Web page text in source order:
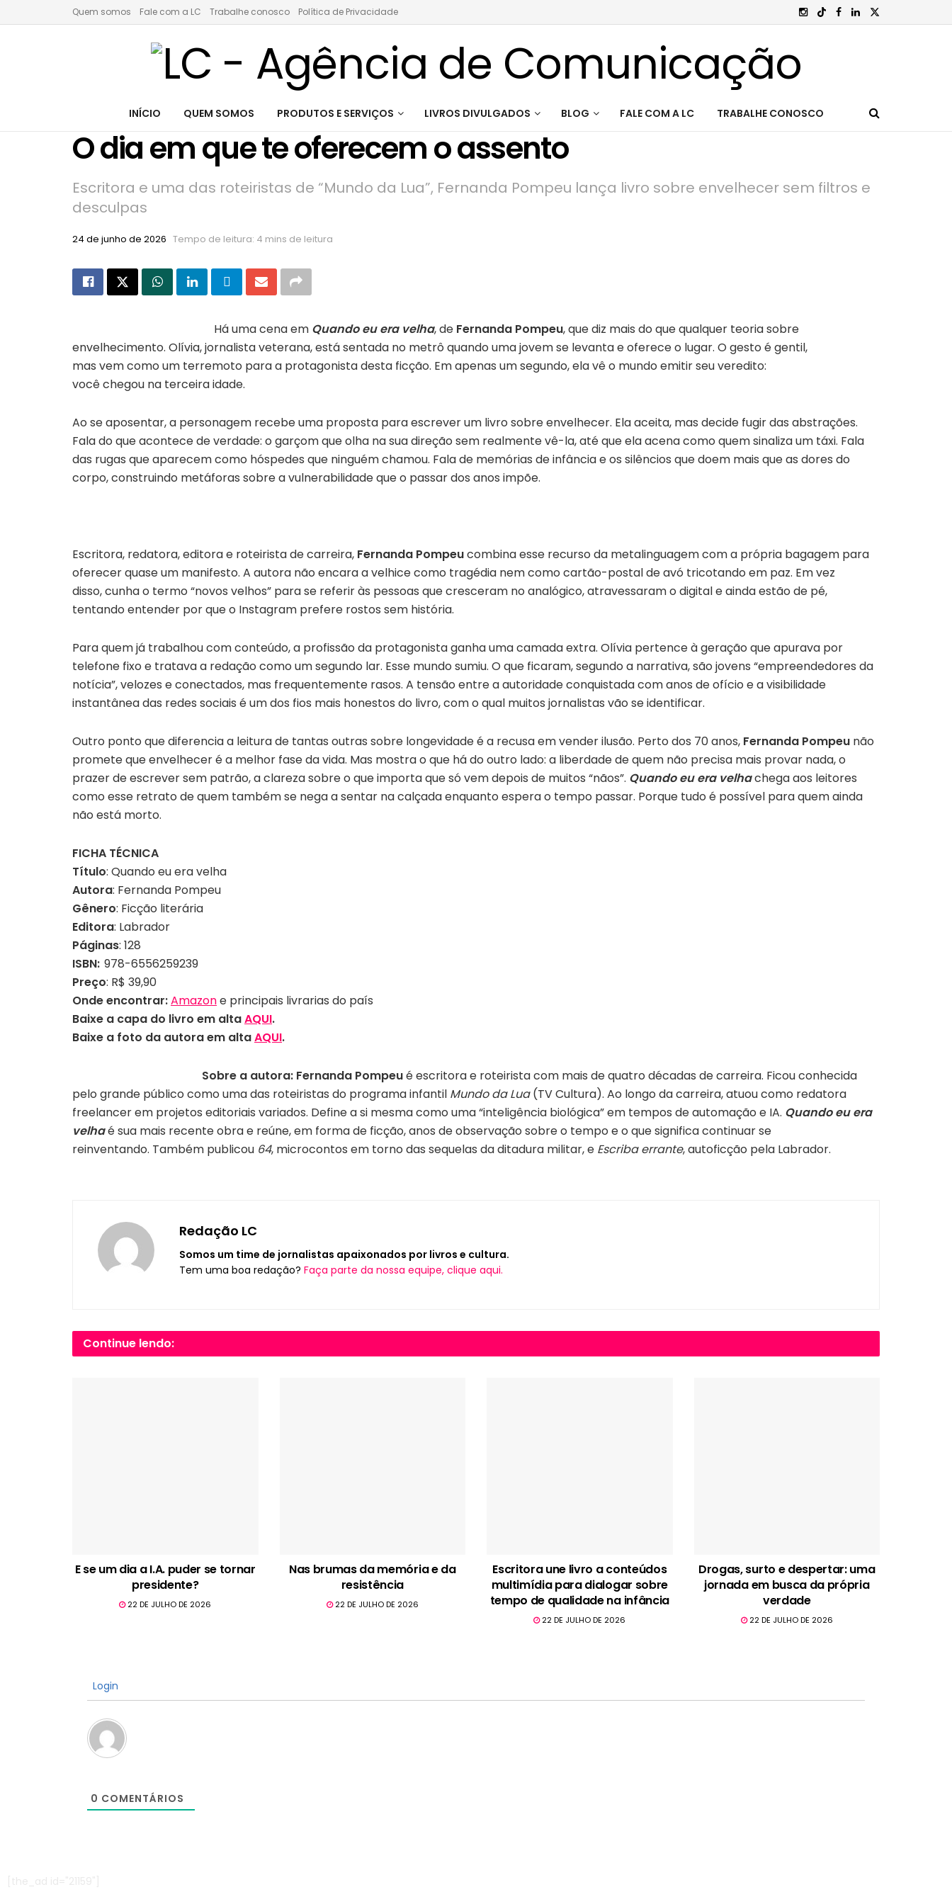
Quem somos Fale com a LC Trabalhe conosco Política de Privacidade
INÍCIO QUEM SOMOS PRODUTOS E SERVIÇOS LIVROS DIVULGADOS BLOG FALE COM A LC TRABALHE CONOSCO
O dia em que te oferecem o assento
Escritora e uma das roteiristas de “Mundo da Lua”, Fernanda Pompeu lança livro sobre envelhecer sem filtros e
desculpas
24 de junho de 2026 Tempo de leitura: 4 mins de leitura
Há uma cena em Quando eu era velha, de Fernanda Pompeu, que diz mais do que qualquer teoria sobre
envelhecimento. Olívia, jornalista veterana, está sentada no metrô quando uma jovem se levanta e oferece o lugar. O gesto é gentil,
mas vem como um terremoto para a protagonista desta ficção. Em apenas um segundo, ela vê o mundo emitir seu veredito:
você chegou na terceira idade.
Ao se aposentar, a personagem recebe uma proposta para escrever um livro sobre envelhecer. Ela aceita, mas decide fugir das abstrações.
Fala do que acontece de verdade: o garçom que olha na sua direção sem realmente vê-la, até que ela acena como quem sinaliza um táxi. Fala
das rugas que aparecem como hóspedes que ninguém chamou. Fala de memórias de infância e os silêncios que doem mais que as dores do
corpo, construindo metáforas sobre a vulnerabilidade que o passar dos anos impõe.
Escritora, redatora, editora e roteirista de carreira, Fernanda Pompeucombina esse recurso da metalinguagem com a própria bagagem para
oferecer quase um manifesto. A autora não encara a velhice como tragédia nem como cartão-postal de avó tricotando em paz. Em vez
disso, cunha o termo “novos velhos” para se referir às pessoas que cresceram no analógico, atravessaram o digital e ainda estão de pé,
tentando entender por que o Instagram prefere rostos sem história.
Para quem já trabalhou com conteúdo, a profissão da protagonista ganha uma camada extra. Olívia pertence à geração que apurava por
telefone fixo e tratava a redação como um segundo lar. Esse mundo sumiu. O que ficaram, segundo a narrativa, são jovens “empreendedores da
notícia”, velozes e conectados, mas frequentemente rasos. A tensão entre a autoridade conquistada com anos de ofício e a visibilidade
instantânea das redes sociais é um dos fios mais honestos do livro, com o qual muitos jornalistas vão se identificar.
Outro ponto que diferencia a leitura de tantas outras sobre longevidade é a recusa em vender ilusão. Perto dos 70 anos, Fernanda Pompeu não
promete que envelhecer é a melhor fase da vida. Mas mostra o que há do outro lado: a liberdade de quem não precisa mais provar nada, o
prazer de escrever sem patrão, a clareza sobre o que importa que só vem depois de muitos “nãos”. Quando eu era velhachega aos leitores
como esse retrato de quem também se nega a sentar na calçada enquanto espera o tempo passar. Porque tudo é possível para quem ainda
não está morto.
FICHA TÉCNICA
Título: Quando eu era velha
Autora: Fernanda Pompeu
Gênero: Ficção literária
Editora: Labrador
Páginas: 128
ISBN: 978-6556259239
Preço: R$ 39,90
Onde encontrar:Amazone principais livrarias do país
Baixe a capa do livro em altaAQUI.
Baixe a foto da autora em altaAQUI.
Sobre a autora: Fernanda Pompeué escritora e roteirista com mais de quatro décadas de carreira. Ficou conhecida
pelo grande público como uma das roteiristas do programa infantil Mundo da Lua(TV Cultura). Ao longo da carreira, atuou como redatora
freelancer em projetos editoriais variados. Define a si mesma como uma “inteligência biológica” em tempos de automação e IA. Quando eu era
velhaé sua mais recente obra e reúne, em forma de ficção, anos de observação sobre o tempo e o que significa continuar se
reinventando. Também publicou 64, microcontos em torno das sequelas da ditadura militar, e Escriba errante, autoficção pela Labrador.
Redação LC
Somos um time de jornalistas apaixonados por livros e cultura.
Tem uma boa redação? Faça parte da nossa equipe, clique aqui.
Continue lendo:
E se um dia a I.A. puder se tornar
presidente?
22 DE JULHO DE 2026
Nas brumas da memória e da
resistência
22 DE JULHO DE 2026
Escritora une livro a conteúdos
multimídia para dialogar sobre
tempo de qualidade na infância
22 DE JULHO DE 2026
Drogas, surto e despertar: uma
jornada em busca da própria
verdade
22 DE JULHO DE 2026
Login
0 COMENTÁRIOS